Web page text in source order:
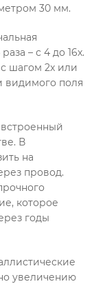
30 мм.
– с 4 до 16x.
шагом 2x или
видимого поля
В
на
провод.
которое
годы
увеличению